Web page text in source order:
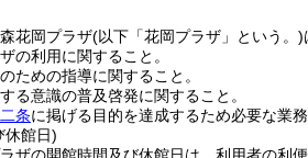
花岡プラザ(以下「花岡プラザ」という。)
の利用に関すること。
ための指導に関すること。
る意識の普及啓発に関すること。
条に掲げる目的を達成するため必要な業務
休館日)